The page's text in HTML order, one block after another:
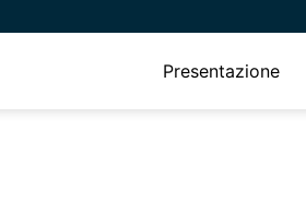
Presentazione